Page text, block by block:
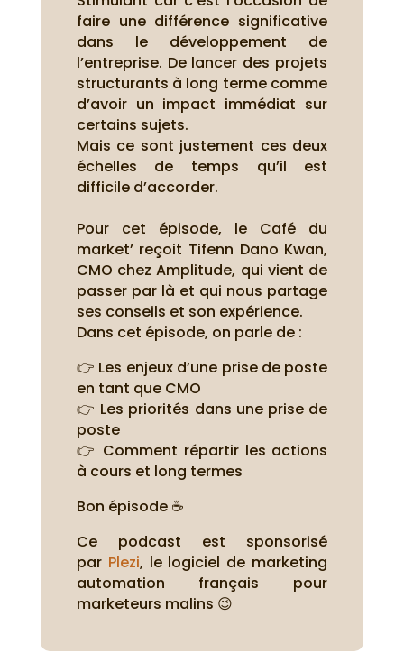
faire une différence significative
dans le développement de
l’entreprise. De lancer des projets
structurants à long terme comme
d’avoir un impact immédiat sur
certains sujets.
Mais ce sont justement ces deux
échelles de temps qu’il est
difficile d’accorder.
Pour cet épisode, le Café du
market’ reçoit Tifenn Dano Kwan,
CMO chez Amplitude, qui vient de
passer par là et qui nous partage
ses conseils et son expérience.
Dans cet épisode, on parle de :
👉 Les enjeux d’une prise de poste
en tant que CMO
👉 Les priorités dans une prise de
poste
👉 Comment répartir les actions
à cours et long termes
Bon épisode ☕
Ce podcast est sponsorisé
par Plezi, le logiciel de marketing
automation français pour
marketeurs malins 😉